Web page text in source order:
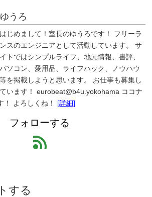
ゆうろ
はじめまして！室長のゆうろです！ フリーラ
ンスのエンジニアとして活動しています。 サ
イトではシンプルライフ、地元情報、書評、
パソコン、愛用品、ライフハック、ノウハウ
等を掲載しようと思います。 お仕事も募集し
ています！ eurobeat@b4u.yokohama ココナ
！ よろしくね！ [詳細]
フォローする
feed
する